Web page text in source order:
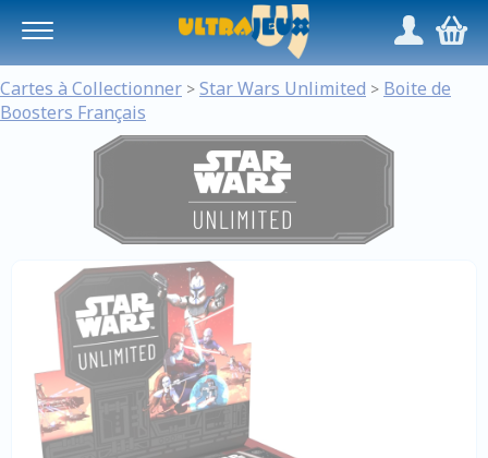
/,
Cartes à Collectionner > Star Wars Unlimited > Boite de
Boosters Français